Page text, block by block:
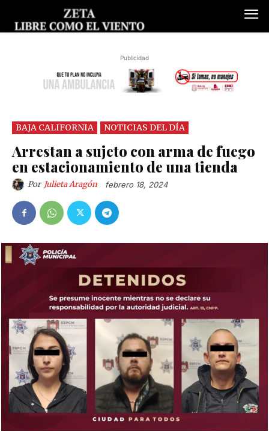
Publicidad
BAJA CALIFORNIA NOTICIAS DEL DÍA
Arrestan a sujeto con arma de fuego
en estacionamiento de una tienda
Por Julieta Aragón febrero 18, 2024